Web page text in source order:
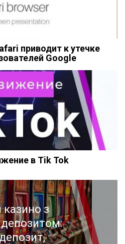
приводит к утечке
Google
в Tik Tok
казино з